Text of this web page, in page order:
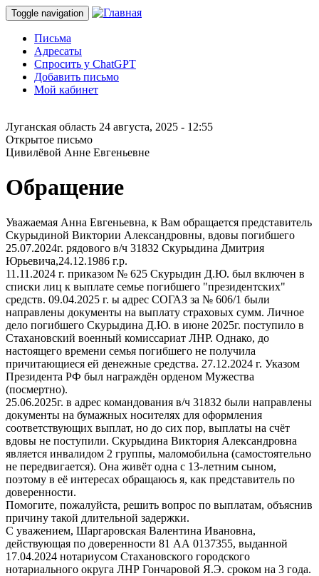
Toggle navigation
Письма
Адресаты
Спросить у ChatGPT
Добавить письмо
Мой кабинет
Луганская область 24 августа, 2025 - 12:55
Открытое письмо
Цивилёвой Анне Евгеньевне
Обращение
Уважаемая Анна Евгеньевна, к Вам обращается представитель
Скурыдиной Виктории Александровны, вдовы погибшего
25.07.2024г. рядового в/ч 31832 Скурыдина Дмитрия
Юрьевича,24.12.1986 г.р.
11.11.2024 г. приказом № 625 Скурыдин Д.Ю. был включен в
списки лиц к выплате семье погибшего "президентских"
средств. 09.04.2025 г. ы адрес СОГАЗ за № 606/1 были
направлены документы на выплату страховых сумм. Личное
дело погибшего Скурыдина Д.Ю. в июне 2025г. поступило в
Стахановский военный комиссариат ЛНР. Однако, до
настоящего времени семья погибшего не получила
причитающиеся ей денежные средства. 27.12.2024 г. Указом
Президента РФ был награждён орденом Мужества
(посмертно).
25.06.2025г. в адрес командования в/ч 31832 были направлены
документы на бумажных носителях для оформления
соответствующих выплат, но до сих пор, выплаты на счёт
вдовы не поступили. Скурыдина Виктория Александровна
является инвалидом 2 группы, маломобильна (самостоятельно
не передвигается). Она живёт одна с 13-летним сыном,
поэтому в её интересах обращаюсь я, как представитель по
доверенности.
Помогите, пожалуйста, решить вопрос по выплатам, объяснив
причину такой длительной задержки.
С уважением, Шаргаровская Валентина Ивановна,
действующая по доверенности 81 АА 0137355, выданной
17.04.2024 нотариусом Стахановского городского
нотариального округа ЛНР Гончаровой Я.Э. сроком на 3 года.